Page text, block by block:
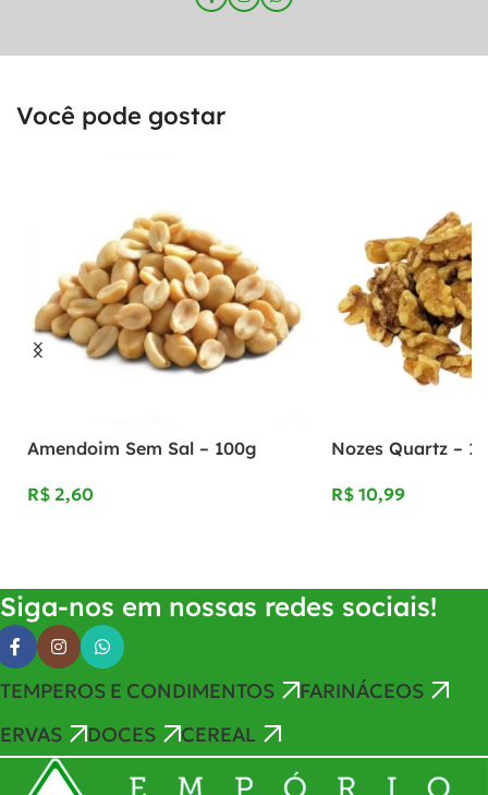
Você pode gostar
Amendoim Sem Sal – 100g
R$
Nozes Quartz –
R$
Siga-nos em nossas redes sociais!
TEMPEROS E CONDIMENTOS
FARINÁCEOS
ERVAS
DOCES CEREAL